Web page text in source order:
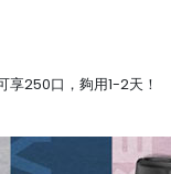
享250口，夠用1-2天！